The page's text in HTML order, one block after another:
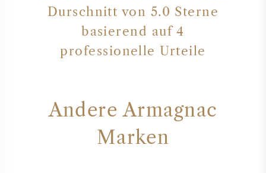
Durschnitt von 5.0 Sterne
basierend auf 4
professionelle Urteile
Andere Armagnac
Marken